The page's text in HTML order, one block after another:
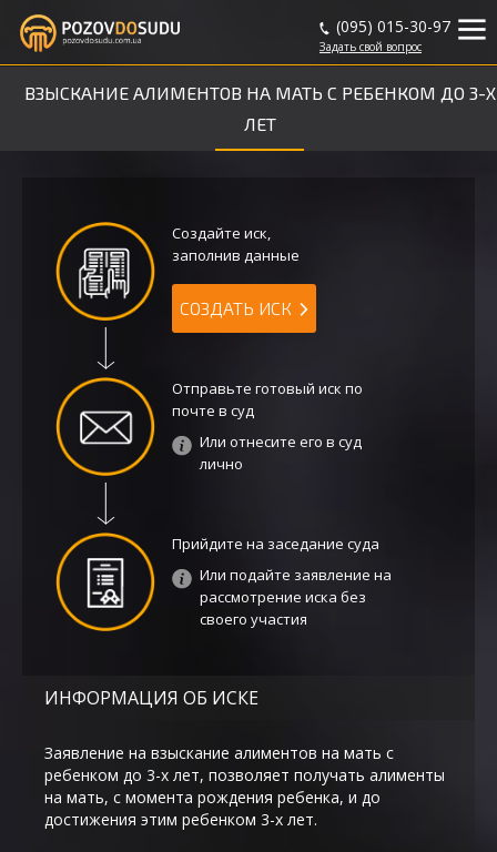
(095) 015-30-97
Задать свой вопрос
ВЗЫСКАНИЕ АЛИМЕНТОВ НА МАТЬ С РЕБЕНКОМ ДО 3-Х
ЛЕТ
ИНФОРМАЦИЯ ОБ ИСКЕ
Заявление на взыскание алиментов на мать с
ребенком до 3-х лет, позволяет получать алименты
на мать, с момента рождения ребенка, и до
достижения этим ребенком 3-х лет.
Создайте иск,
заполнив данные
СОЗДАТЬ ИСК
Отправьте готовый иск по
почте в суд
Или отнесите его в суд
лично
Прийдите на заседание суда
Или подайте заявление на
рассмотрение иска без
своего участия